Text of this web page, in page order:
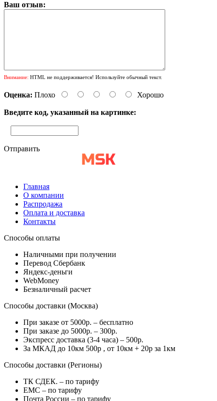
Ваш отзыв:
Внимание: HTML не поддерживается! Используйте обычный текст.
Оценка: Плохо Хорошо
Введите код, указанный на картинке:
Отправить
Главная
О компании
Распродажа
Оплата и доставка
Контакты
Способы оплаты
Наличными при получении
Перевод Сбербанк
Яндекс-деньги
WebMoney
Безналичный расчет
Способы доставки (Москва)
При заказе от 5000р. – бесплатно
При заказе до 5000р. – 300р.
Экспресс доставка (3-4 часа) – 500р.
За МКАД до 10км 500р , от 10км + 20р за 1км
Способы доставки (Регионы)
ТК СДЕК. – по тарифу
EMC – по тарифу
Почта России – по тарифу